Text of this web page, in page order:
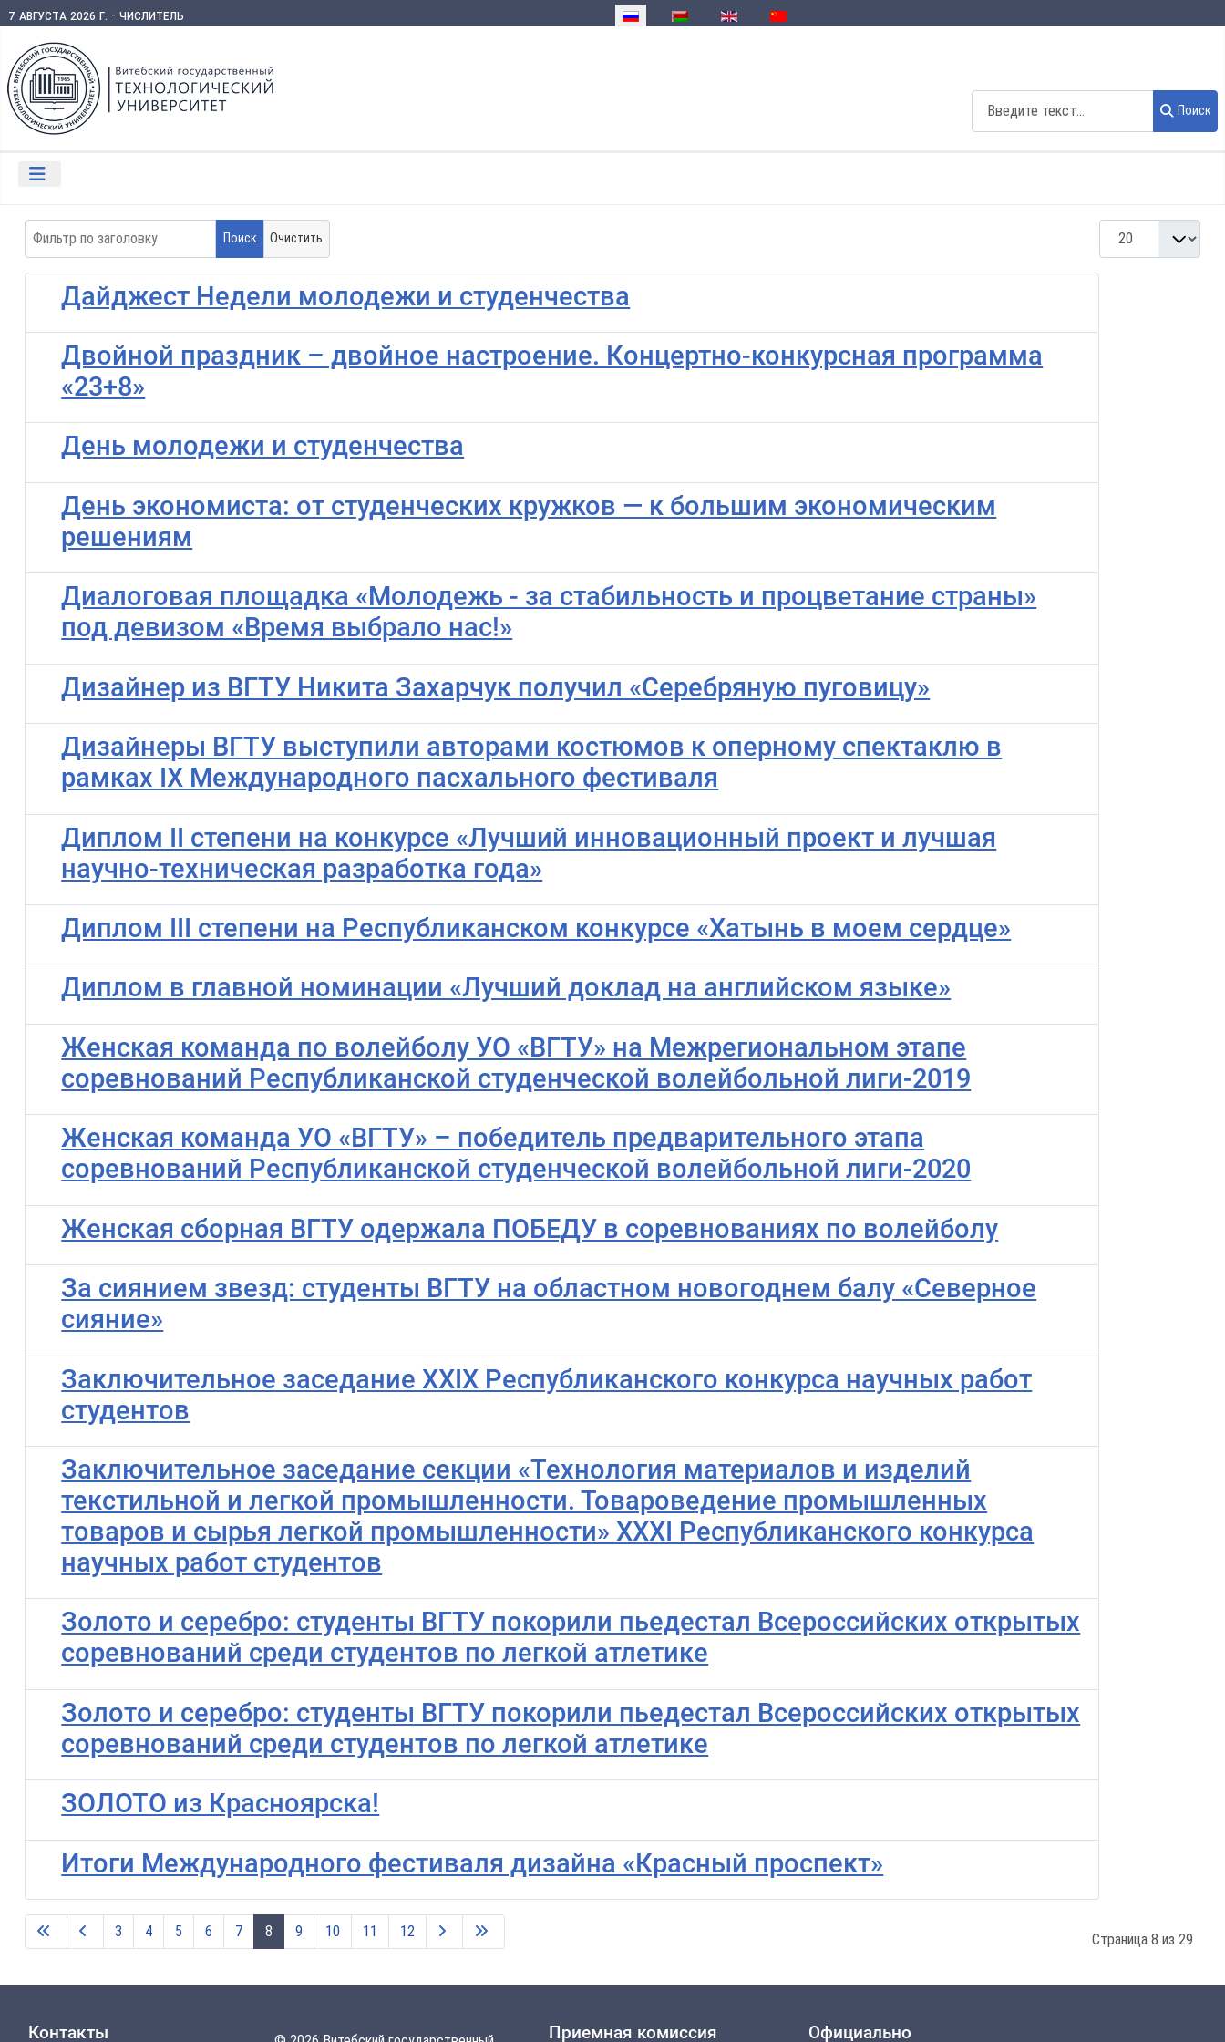
7 августа 2026 г. - числитель Выберите язык
Поиск
Фильтр по заголовку
Поиск Очистить
Кол-во строк:
Дайджест Недели молодежи и студенчества
Двойной праздник – двойное настроение. Концертно-конкурсная программа
«23+8»
День молодежи и студенчества
День экономиста: от студенческих кружков — к большим экономическим
решениям
Диалоговая площадка «Молодежь - за стабильность и процветание страны»
под девизом «Время выбрало нас!»
Дизайнер из ВГТУ Никита Захарчук получил «Серебряную пуговицу»
Дизайнеры ВГТУ выступили авторами костюмов к оперному спектаклю в
рамках IX Международного пасхального фестиваля
Диплом II степени на конкурсе «Лучший инновационный проект и лучшая
научно-техническая разработка года»
Диплом III степени на Республиканском конкурсе «Хатынь в моем сердце»
Диплом в главной номинации «Лучший доклад на английском языке»
Женская команда по волейболу УО «ВГТУ» на Межрегиональном этапе
соревнований Республиканской студенческой волейбольной лиги-2019
Женская команда УО «ВГТУ» – победитель предварительного этапа
соревнований Республиканской студенческой волейбольной лиги-2020
Женская сборная ВГТУ одержала ПОБЕДУ в соревнованиях по волейболу
За сиянием звезд: студенты ВГТУ на областном новогоднем балу «Северное
сияние»
Заключительное заседание XXIX Республиканского конкурса научных работ
студентов
Заключительное заседание секции «Технология материалов и изделий
текстильной и легкой промышленности. Товароведение промышленных
товаров и сырья легкой промышленности» XXXI Республиканского конкурса
научных работ студентов
Золото и серебро: студенты ВГТУ покорили пьедестал Всероссийских открытых
соревнований среди студентов по легкой атлетике
Золото и серебро: студенты ВГТУ покорили пьедестал Всероссийских открытых
соревнований среди студентов по легкой атлетике
ЗОЛОТО из Красноярска!
Итоги Международного фестиваля дизайна «Красный проспект»
Страница 8 из 29
3 4 5 6 7 8 9 10 11 12
Контакты Приемная комиссия Официально